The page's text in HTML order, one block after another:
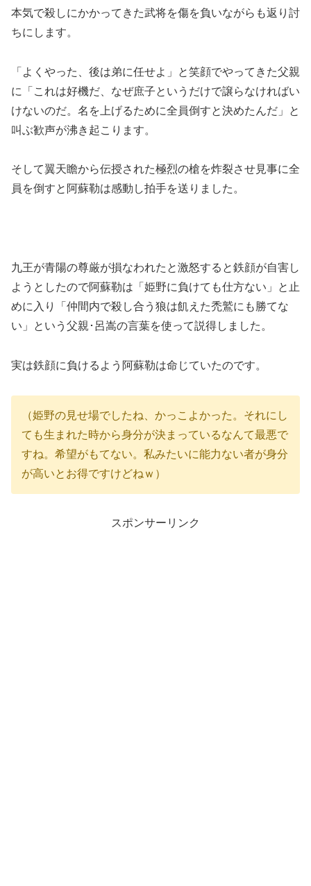
本気で殺しにかかってきた武将を傷を負いながらも返り討
ちにします。
「よくやった、後は弟に任せよ」と笑顔でやってきた父親
に「これは好機だ、なぜ庶子というだけで譲らなければい
けないのだ。名を上げるために全員倒すと決めたんだ」と
叫ぶ歓声が沸き起こります。
そして翼天瞻から伝授された極烈の槍を炸裂させ見事に全
員を倒すと阿蘇勒は感動し拍手を送りました。
九王が青陽の尊厳が損なわれたと激怒すると鉄顔が自害し
ようとしたので阿蘇勒は「姫野に負けても仕方ない」と止
めに入り「仲間内で殺し合う狼は飢えた禿鷲にも勝てな
い」という父親･呂嵩の言葉を使って説得しました。
実は鉄顔に負けるよう阿蘇勒は命じていたのです。
（姫野の見せ場でしたね、かっこよかった。それにし
ても生まれた時から身分が決まっているなんて最悪で
すね。希望がもてない。私みたいに能力ない者が身分
が高いとお得ですけどねｗ）
スポンサーリンク